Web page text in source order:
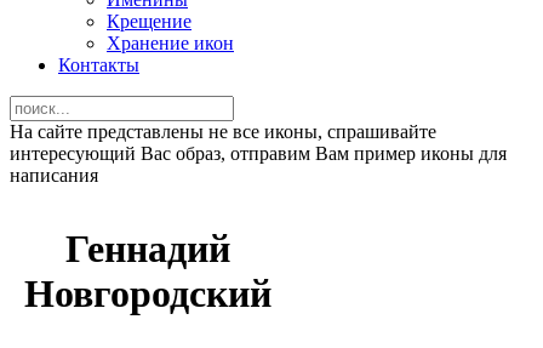
Крещение
Хранение икон
Контакты
На сайте представлены не все иконы, спрашивайте
интересующий Вас образ, отправим Вам пример иконы для
написания
Геннадий
Новгородский